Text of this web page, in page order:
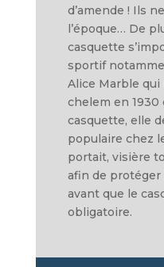
d’amende ! Ils
l’époque… De
casquette
sportif
Alice Marble
chelem en 1930
casquette, elle
populaire chez
portait, visière
afin de protéger
avant que le
obligatoire.